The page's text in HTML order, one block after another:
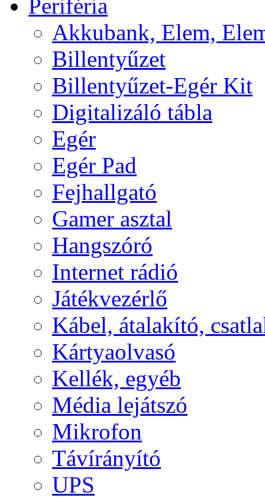
Periféria
Akkubank, Elem,
Billentyűzet
Billentyűzet-Egér Kit
Digitalizáló tábla
Egér
Egér Pad
Fejhallgató
Gamer asztal
Hangszóró
Internet rádió
Játékvezérlő
Kábel, átalakító,
Kártyaolvasó
Kellék, egyéb
Média lejátszó
Mikrofon
Távírányító
UPS